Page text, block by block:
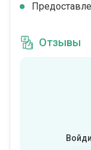
Отзывы